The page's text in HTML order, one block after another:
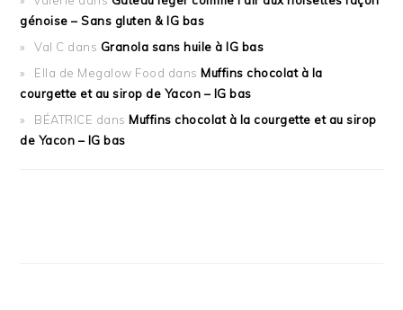
génoise – Sans gluten & IG bas
Val C dans Granola sans huile à IG bas
Ella de Megalow Food dans Muffins chocolat à la
courgette et au sirop de Yacon – IG bas
BÉATRICE dans Muffins chocolat à la courgette et au sirop
de Yacon – IG bas